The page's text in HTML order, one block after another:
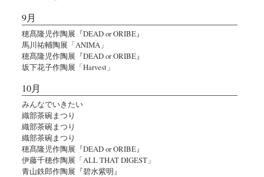
9月
穂髙隆児作陶展『DEAD or ORIBE』
馬川祐輔陶展「ANIMA」
穂髙隆児作陶展『DEAD or ORIBE』
坂下花子作陶展「Harvest」
10月
みんなでいきたい
織部茶碗まつり
織部茶碗まつり
織部茶碗まつり
穂髙隆児作陶展『DEAD or ORIBE』
伊藤千穂作陶展「ALL THAT DIGEST」
青山鉄郎作陶展『碧水紫明』